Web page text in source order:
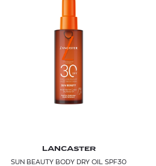
LANCASTER
SUN BEAUTY BODY DRY OIL SPF30